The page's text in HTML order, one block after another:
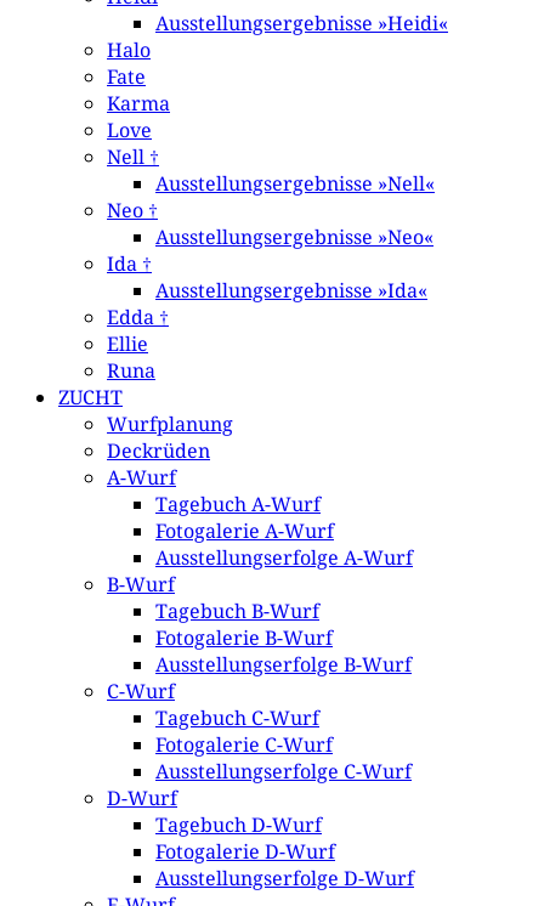
Ausstellungsergebnisse »Heidi«
Halo
Fate
Karma
Love
Nell †
Ausstellungsergebnisse »Nell«
Neo †
Ausstellungsergebnisse »Neo«
Ida †
Ausstellungsergebnisse »Ida«
Edda †
Ellie
Runa
ZUCHT
Wurfplanung
Deckrüden
A-Wurf
Tagebuch A-Wurf
Fotogalerie A-Wurf
Ausstellungserfolge A-Wurf
B-Wurf
Tagebuch B-Wurf
Fotogalerie B-Wurf
Ausstellungserfolge B-Wurf
C-Wurf
Tagebuch C-Wurf
Fotogalerie C-Wurf
Ausstellungserfolge C-Wurf
D-Wurf
Tagebuch D-Wurf
Fotogalerie D-Wurf
Ausstellungserfolge D-Wurf